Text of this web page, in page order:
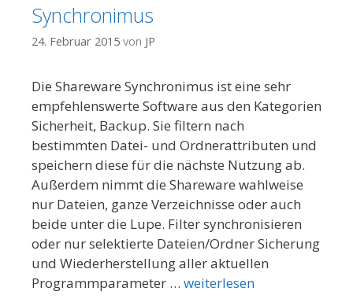
Synchronimus
24. Februar 2015 von JP
Die Shareware Synchronimus ist eine sehr
empfehlenswerte Software aus den Kategorien
Sicherheit, Backup. Sie filtern nach
bestimmten Datei- und Ordnerattributen und
speichern diese für die nächste Nutzung ab.
Außerdem nimmt die Shareware wahlweise
nur Dateien, ganze Verzeichnisse oder auch
beide unter die Lupe. Filter synchronisieren
oder nur selektierte Dateien/Ordner Sicherung
und Wiederherstellung aller aktuellen
Programmparameter … weiterlesen